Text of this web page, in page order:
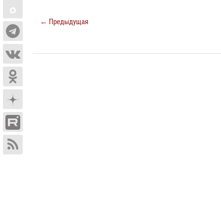
← Предыдущая